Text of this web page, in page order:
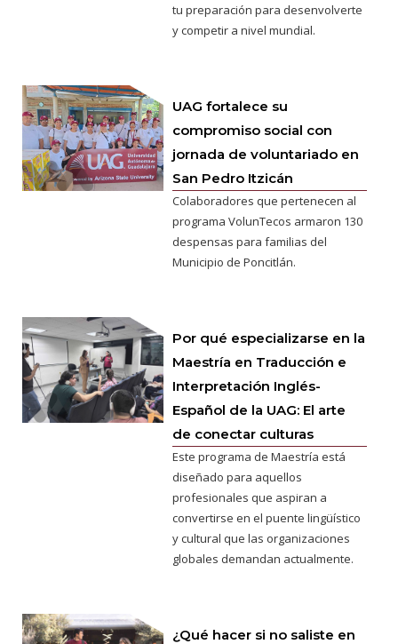
tu preparación para desenvolverte
y competir a nivel mundial.
UAG fortalece su
compromiso social con
jornada de voluntariado en
San Pedro Itzicán
Colaboradores que pertenecen al
programa VolunTecos armaron 130
despensas para familias del
Municipio de Poncitlán.
Por qué especializarse en la
Maestría en Traducción e
Interpretación Inglés-
Español de la UAG: El arte
de conectar culturas
Este programa de Maestría está
diseñado para aquellos
profesionales que aspiran a
convertirse en el puente lingüístico
y cultural que las organizaciones
globales demandan actualmente.
¿Qué hacer si no saliste en